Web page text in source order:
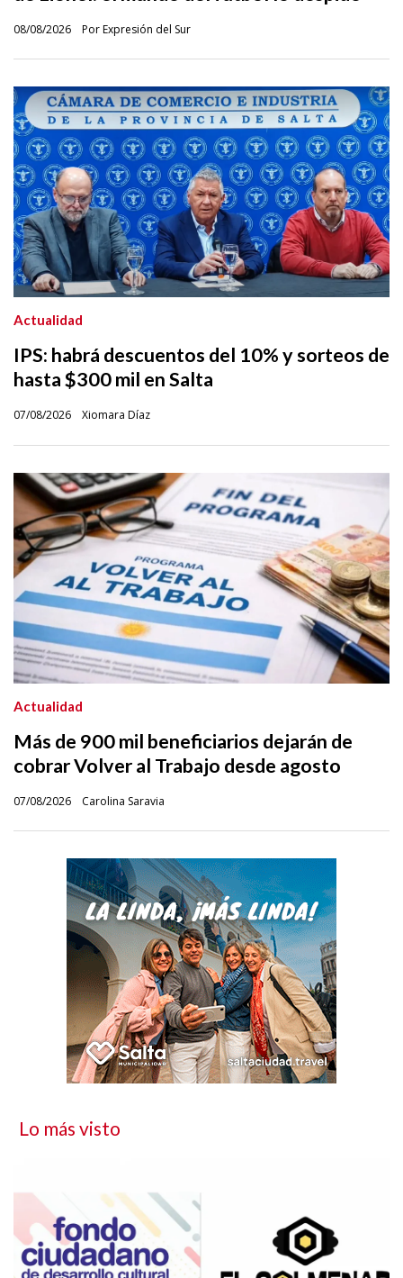
Por Expresión del Sur
08/08/2026
IPS: habrá descuentos del 10% y sorteos de
hasta $300 mil en Salta
Xiomara Díaz
Actualidad
07/08/2026
Más de 900 mil beneficiarios dejarán de
cobrar Volver al Trabajo desde agosto
Carolina Saravia
Actualidad
07/08/2026
Lo más visto